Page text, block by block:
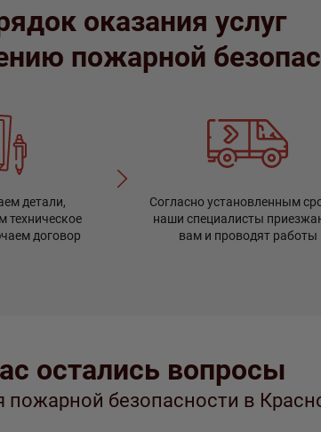
оказания услуг
пожарной
детали,
техническое
договор
Согласно установленным
наши специалисты
вам и проводят работы
остались вопросы
пожарной безопасности в